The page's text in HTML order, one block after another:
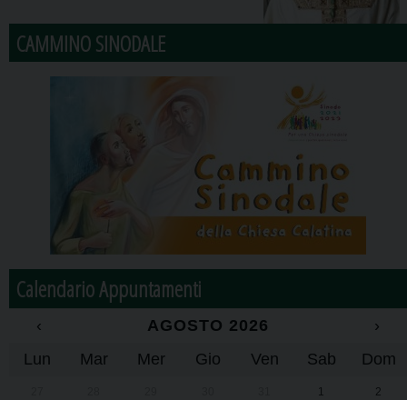
CAMMINO SINODALE
Calendario Appuntamenti
‹ AGOSTO 2026
›
Lun
Mar Mer Gio Ven Sab Dom
1 2